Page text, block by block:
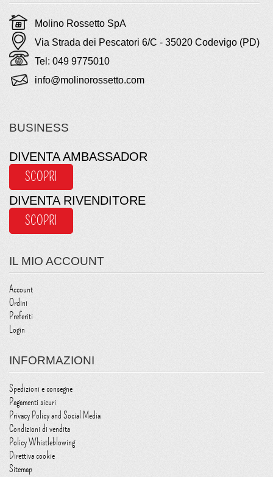
Molino Rossetto SpA
Via Strada dei Pescatori 6/C - 35020 Codevigo (PD)
Tel: 049 9775010
info@molinorossetto.com
BUSINESS
DIVENTA AMBASSADOR
SCOPRI
DIVENTA RIVENDITORE
SCOPRI
IL MIO ACCOUNT
Account
Ordini
Preferiti
Login
INFORMAZIONI
Spedizioni e consegne
Pagamenti sicuri
Privacy Policy and Social Media
Condizioni di vendita
Policy Whistleblowing
Direttiva cookie
Sitemap